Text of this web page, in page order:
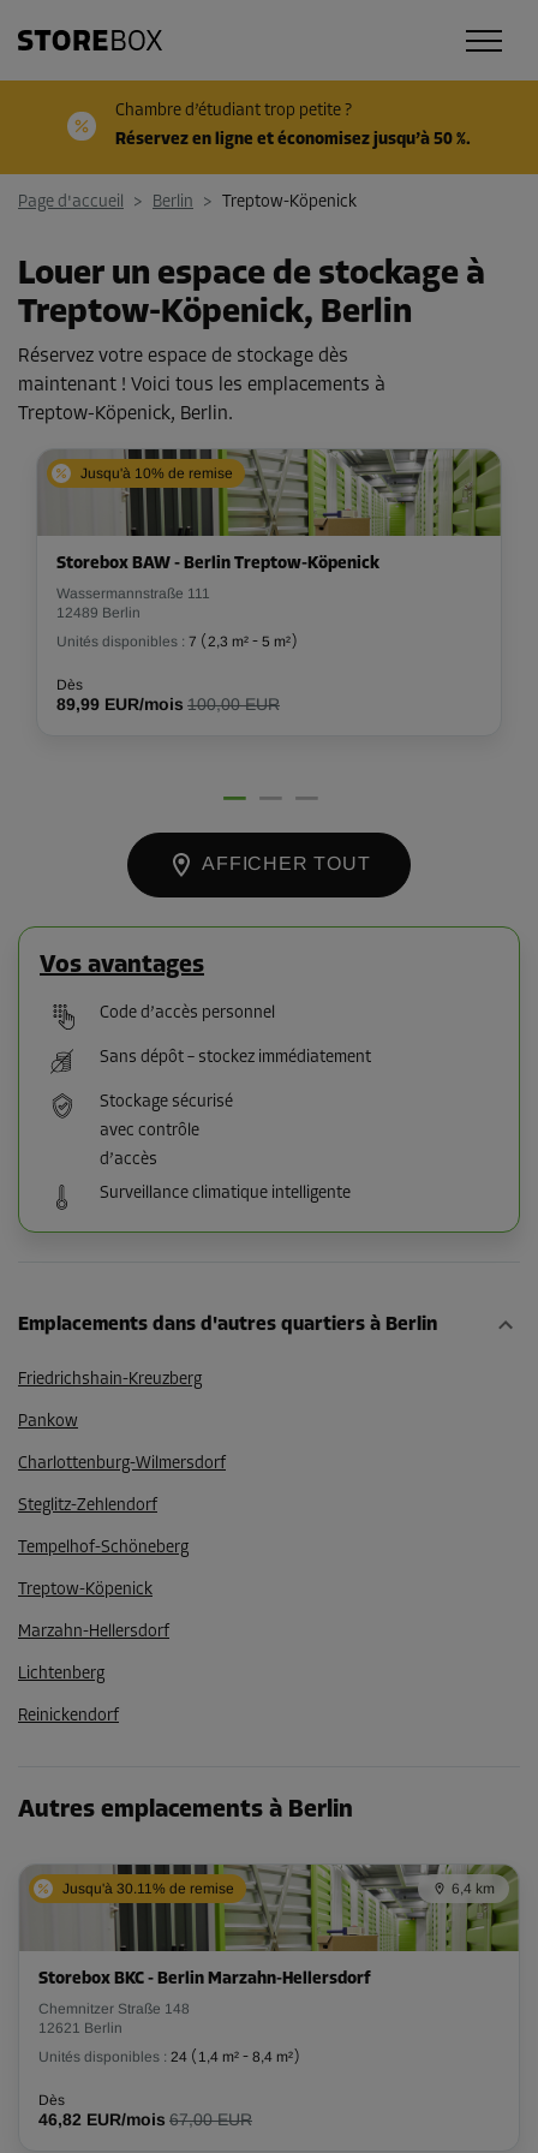
Chambre d’étudiant trop petite ?
Réservez en ligne et économisez jusqu’à 50 %.
Page d'accueil > Berlin > Treptow-Köpenick
Louer un espace de stockage à
Treptow-Köpenick, Berlin
Réservez votre espace de stockage dès
maintenant ! Voici tous les emplacements à
Treptow-Köpenick, Berlin.
Jusqu'à 10% de remise
Storebox BAW - Berlin Treptow-Köpenick
Wassermannstraße 111
12489 Berlin
Unités disponibles : 7 (2,3 m² - 5 m²)
Dès
89,99 EUR/mois 100,00 EUR
AFFICHER TOUT
Vos avantages
Code d’accès personnel
Sans dépôt – stockez immédiatement
Stockage sécurisé
avec contrôle
d’accès
Surveillance climatique intelligente
Emplacements dans d'autres quartiers à Berlin
Friedrichshain-Kreuzberg
Pankow
Charlottenburg-Wilmersdorf
Steglitz-Zehlendorf
Tempelhof-Schöneberg
Treptow-Köpenick
Marzahn-Hellersdorf
Lichtenberg
Reinickendorf
Autres emplacements à Berlin
Jusqu'à 30.11% de remise 6,4 km
Storebox BKC - Berlin Marzahn-Hellersdorf
Chemnitzer Straße 148
12621 Berlin
Unités disponibles : 24 ( 1,4 m² - 8,4 m²)
Dès
46,82 EUR/mois 67,00 EUR